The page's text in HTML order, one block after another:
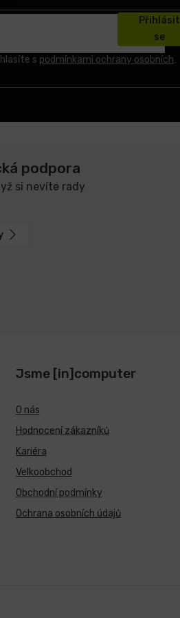
s podmínkami ochrany osobních
Přihlásit
se
podpora
si nevíte rady
Jsme [in]computer
O nás
Hodnocení zákazníků
Kariéra
Velkoobchod
Obchodní podmínky
Ochrana osobních údajů